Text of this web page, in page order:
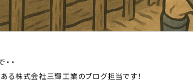
・
る株式会社三輝工業のブログ担当です！